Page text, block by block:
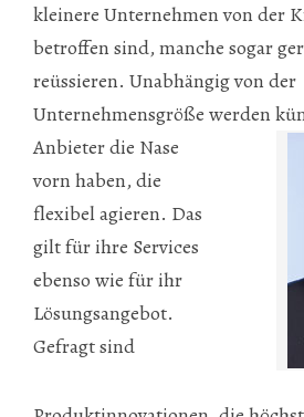
kleinere Unternehmen von der
betroffen sind, manche sogar
reüssieren. Unabhängig von der
Unternehmensgröße werden
Anbieter die Nase
vorn haben, die
flexibel agieren. Das
gilt für ihre Services
ebenso wie für ihr
Lösungsangebot.
Gefragt sind